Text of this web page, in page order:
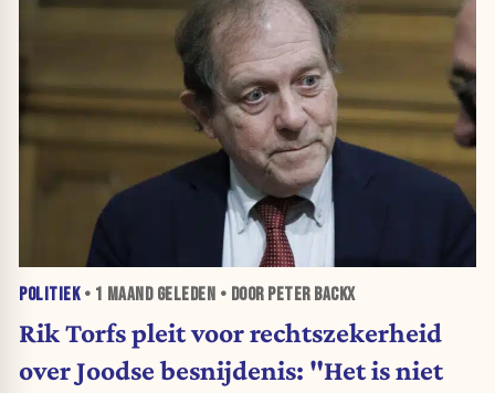
POLITIEK• 1 MAANDGELEDEN • DOOR PETER BACKX
Rik Torfs pleit voor rechtszekerheid
over Joodse besnijdenis: "Het is niet